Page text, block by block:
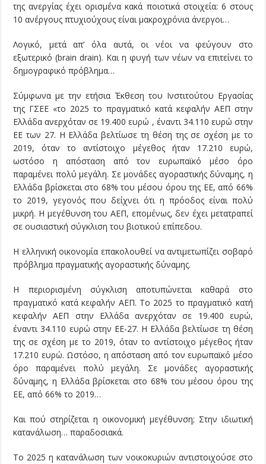
της ανεργίας έχει ορισμένα κακά ποιοτικά στοιχεία: 6 στους
10 ανέργους πτυχιούχους είναι μακροχρόνια άνεργοι…
Λογικό, μετά απ’ όλα αυτά, οι νέοι να φεύγουν στο
εξωτερικό (brain drain). Και η φυγή των νέων να επιτείνει το
δημογραφικό πρόβλημα…
Σύμφωνα με την ετήσια Έκθεση του Ινστιτούτου Εργασίας
της ΓΣΕΕ «το 2025 το πραγματικό κατά κεφαλήν ΑΕΠ στην
Ελλάδα ανερχόταν σε 19.400 ευρώ , έναντι 34.110 ευρώ στην
ΕΕ των 27. Η Ελλάδα βελτίωσε τη θέση της σε σχέση με το
2019, όταν το αντίστοιχο μέγεθος ήταν 17.210 ευρώ,
ωστόσο η απόσταση από τον ευρωπαϊκό μέσο όρο
παραμένει πολύ μεγάλη. Σε μονάδες αγοραστικής δύναμης, η
Ελλάδα βρίσκεται στο 68% του μέσου όρου της ΕΕ, από 66%
το 2019, γεγονός που δείχνει ότι η πρόοδος είναι πολύ
μικρή. Η μεγέθυνση του ΑΕΠ, επομένως, δεν έχει μετατραπεί
σε ουσιαστική σύγκλιση του βιοτικού επίπεδου.
Η ελληνική οικονομία επακολουθεί να αντιμετωπίζει σοβαρό
πρόβλημα πραγματικής αγοραστικής δύναμης.
Η περιορισμένη σύγκλιση αποτυπώνεται καθαρά στο
πραγματικό κατά κεφαλήν ΑΕΠ. Το 2025 το πραγματικό κατή
κεφαλήν ΑΕΠ στην Ελλάδα ανερχόταν σε 19.400 ευρώ,
έναντι 34.110 ευρώ στην ΕΕ-27. Η Ελλάδα βελτίωσε τη θέση
της σε σχέση με το 2019, όταν το αντίστοιχο μέγεθος ήταν
17.210 ευρώ. Ωστόσο, η απόσταση από τον ευρωπαϊκό μέσο
όρο παραμένει πολύ μεγάλη. Σε μονάδες αγοραστικής
δύναμης, η Ελλάδα βρίσκεται στο 68% του μέσου όρου της
ΕΕ, από 66% το 2019…
Και πού στηρίζεται η οικονομική μεγέθυνση; Στην ιδιωτική
κατανάλωση… παραδοσιακά.
Το 2025 η κατανάλωση των νοικοκυριών αντιστοιχούσε στο